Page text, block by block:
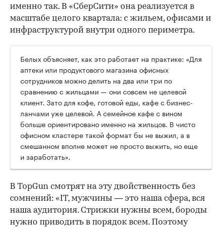
именно так. В «СберСити» она реализуется в
масштабе целого квартала: с жильем, офисами и
инфраструктурой внутри одного периметра.
Белых объясняет, как это работает на практике: «Для
аптеки или продуктового магазина офисных
сотрудников можно делить на два или три по
сравнению с жильцами — они совсем не целевой
клиент. Зато для кофе, готовой еды, кафе с бизнес-
ланчами уже целевой. А семейное кафе с вином
больше ориентировано именно на жильцов. В чисто
офисном кластере такой формат бы не выжил, а в
смешанном вполне может не просто выжить, но еще
и заработать».
В TopGun смотрят на эту двойственность без
сомнений: «IT, мужчины — это наша сфера, вся
наша аудитория. Стрижки нужны всем, бороды
нужно приводить в порядок всем. Поэтому